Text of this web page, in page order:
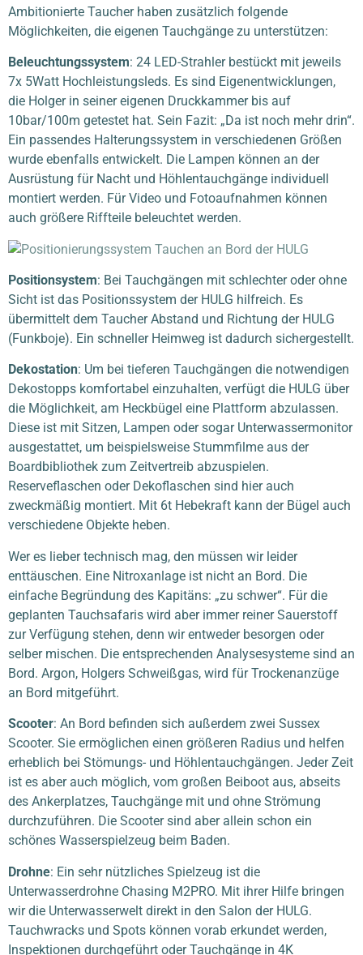
Ambitionierte Taucher haben zusätzlich folgende
Möglichkeiten, die eigenen Tauchgänge zu unterstützen:
Beleuchtungssystem: 24 LED-Strahler bestückt mit jeweils
7x 5Watt Hochleistungsleds. Es sind Eigenentwicklungen,
die Holger in seiner eigenen Druckkammer bis auf
10bar/100m getestet hat. Sein Fazit: „Da ist noch mehr drin“.
Ein passendes Halterungssystem in verschiedenen Größen
wurde ebenfalls entwickelt. Die Lampen können an der
Ausrüstung für Nacht und Höhlentauchgänge individuell
montiert werden. Für Video und Fotoaufnahmen können
auch größere Riffteile beleuchtet werden.
Positionsystem: Bei Tauchgängen mit schlechter oder ohne
Sicht ist das Positionssystem der HULG hilfreich. Es
übermittelt dem Taucher Abstand und Richtung der HULG
(Funkboje). Ein schneller Heimweg ist dadurch sichergestellt.
Dekostation: Um bei tieferen Tauchgängen die notwendigen
Dekostopps komfortabel einzuhalten, verfügt die HULG über
die Möglichkeit, am Heckbügel eine Plattform abzulassen.
Diese ist mit Sitzen, Lampen oder sogar Unterwassermonitor
ausgestattet, um beispielsweise Stummfilme aus der
Boardbibliothek zum Zeitvertreib abzuspielen.
Reserveflaschen oder Dekoflaschen sind hier auch
zweckmäßig montiert. Mit 6t Hebekraft kann der Bügel auch
verschiedene Objekte heben.
Wer es lieber technisch mag, den müssen wir leider
enttäuschen. Eine Nitroxanlage ist nicht an Bord. Die
einfache Begründung des Kapitäns: „zu schwer“. Für die
geplanten Tauchsafaris wird aber immer reiner Sauerstoff
zur Verfügung stehen, denn wir entweder besorgen oder
selber mischen. Die entsprechenden Analysesysteme sind an
Bord. Argon, Holgers Schweißgas, wird für Trockenanzüge
an Bord mitgeführt.
Scooter: An Bord befinden sich außerdem zwei Sussex
Scooter. Sie ermöglichen einen größeren Radius und helfen
erheblich bei Stömungs- und Höhlentauchgängen. Jeder Zeit
ist es aber auch möglich, vom großen Beiboot aus, abseits
des Ankerplatzes, Tauchgänge mit und ohne Strömung
durchzuführen. Die Scooter sind aber allein schon ein
schönes Wasserspielzeug beim Baden.
Drohne: Ein sehr nützliches Spielzeug ist die
Unterwasserdrohne Chasing M2PRO. Mit ihrer Hilfe bringen
wir die Unterwasserwelt direkt in den Salon der HULG.
Tauchwracks und Spots können vorab erkundet werden,
Inspektionen durchgeführt oder Tauchgänge in 4K